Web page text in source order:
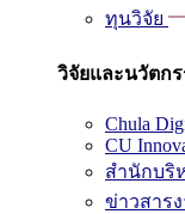
ทุนวิจัย
วิจัยและนวัตก
Chula
CU
สำนักบริ
ข่าวสาร